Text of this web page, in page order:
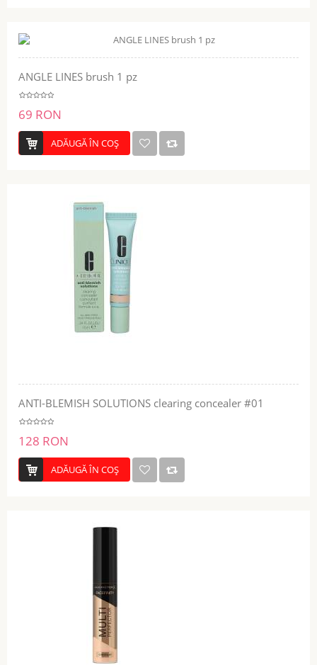
ANGLE LINES brush 1 pz
69 RON
ADĂUGĂ ÎN COŞ
ANTI-BLEMISH SOLUTIONS clearing concealer #01
128 RON
ADĂUGĂ ÎN COŞ